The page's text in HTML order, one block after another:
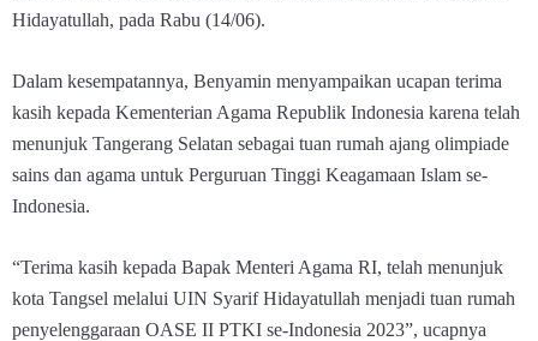
Hidayatullah, pada Rabu (14/06).
Dalam kesempatannya, Benyamin menyampaikan ucapan terima
kasih kepada Kementerian Agama Republik Indonesia karena telah
menunjuk Tangerang Selatan sebagai tuan rumah ajang olimpiade
sains dan agama untuk Perguruan Tinggi Keagamaan Islam se-
Indonesia.
“Terima kasih kepada Bapak Menteri Agama RI, telah menunjuk
kota Tangsel melalui UIN Syarif Hidayatullah menjadi tuan rumah
penyelenggaraan OASE II PTKI se-Indonesia 2023”, ucapnya